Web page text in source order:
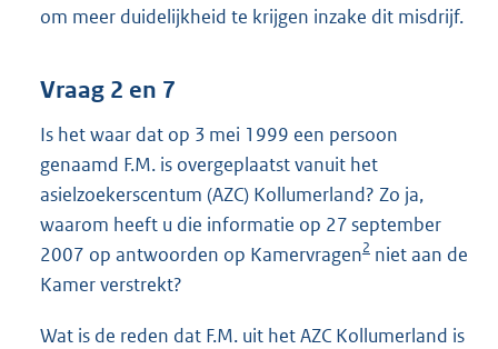
om meer duidelijkheid te krijgen inzake dit misdrijf.
Vraag 2 en 7
Is het waar dat op 3 mei 1999 een persoon
genaamd F.M. is overgeplaatst vanuit het
asielzoekerscentum (AZC) Kollumerland? Zo ja,
waarom heeft u die informatie op 27 september
2007 op antwoorden op Kamervragen2 niet aan de
Kamer verstrekt?
Wat is de reden dat F.M. uit het AZC Kollumerland is